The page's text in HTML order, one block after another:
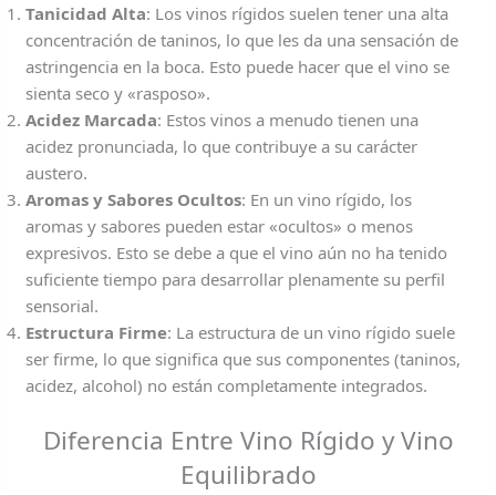
Tanicidad Alta: Los vinos rígidos suelen tener una alta
concentración de taninos, lo que les da una sensación de
astringencia en la boca. Esto puede hacer que el vino se
sienta seco y «rasposo».
Acidez Marcada: Estos vinos a menudo tienen una
acidez pronunciada, lo que contribuye a su carácter
austero.
Aromas y Sabores Ocultos: En un vino rígido, los
aromas y sabores pueden estar «ocultos» o menos
expresivos. Esto se debe a que el vino aún no ha tenido
suficiente tiempo para desarrollar plenamente su perfil
sensorial.
Estructura Firme: La estructura de un vino rígido suele
ser firme, lo que significa que sus componentes (taninos,
acidez, alcohol) no están completamente integrados.
Diferencia Entre Vino Rígido y Vino
Equilibrado